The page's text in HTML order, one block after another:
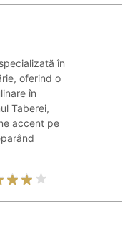
în
oferind o
în
Taberei,
accent pe